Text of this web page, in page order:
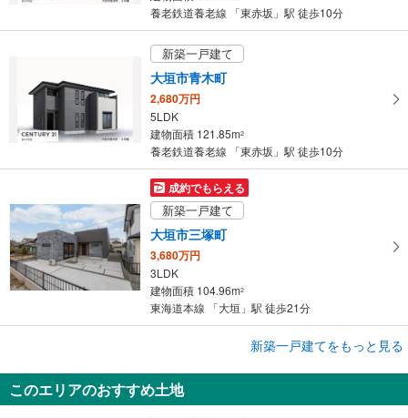
養老鉄道養老線 「東赤坂」駅 徒歩10分
新築一戸建て
大垣市青木町
2,680万円
5LDK
建物面積 121.85m2
養老鉄道養老線 「東赤坂」駅 徒歩10分
成約でもらえる
新築一戸建て
大垣市三塚町
3,680万円
3LDK
建物面積 104.96m2
東海道本線 「大垣」駅 徒歩21分
大垣市本今4丁目
2,790万円
新築一戸建てをもっと見る
このエリアのおすすめ土地